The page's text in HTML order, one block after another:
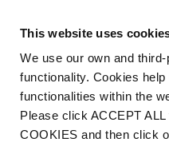
This website uses
We use our own and
functionality. Cookies
functionalities within the
Please click ACCEPT
COOKIES and then click
Animations et vidéos Animations et
MK